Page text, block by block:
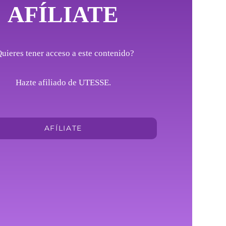
AFÍLIATE
tener acceso a este contenido?
Hazte afiliado de UTESSE.
AFÍLIATE